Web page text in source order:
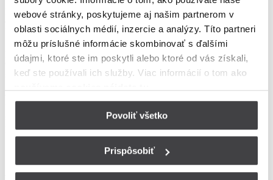
webové stránky, poskytujeme aj našim partnerom v
oblasti sociálnych médií, inzercie a analýzy. Títo partneri
môžu príslušné informácie skombinovať s ďalšími
údajmi, ktoré ste im poskytli alebo ktoré od vás získali,
keď ste používali ich služby. Viac informácií o tom ako
Povoliť všetko
Prispôsobiť
podmienkach neupravené sa riadia Zmluvou o poskytovaní verejne
dostupných služieb, vrátane všetkých jej súčastí, t.j. najmä
Všeobecných obchodných
podmienok na poskytovanie verejne dostupných služieb,
Osobitných podmienok, Tarify UPC Internet a Tarify jednorazových
služieb a iných platieb.
sú uvedené vrátane DPH podľa aktuálne platných právnych
predpisov.
Aprílový Crazy Week – Internet samostatne – LIS